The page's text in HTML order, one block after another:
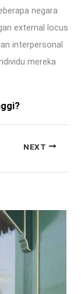
negara
external locus
interpersonal
mereka
NEXT